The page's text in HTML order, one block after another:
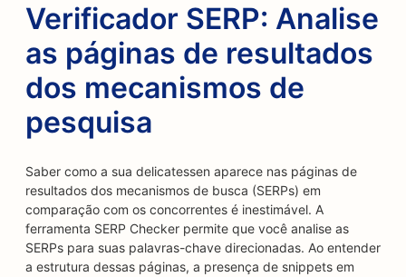
Verificador SERP: Analise
as páginas de resultados
dos mecanismos de
pesquisa
Saber como a sua delicatessen aparece nas páginas de
resultados dos mecanismos de busca (SERPs) em
comparação com os concorrentes é inestimável. A
ferramenta SERP Checker permite que você analise as
SERPs para suas palavras-chave direcionadas. Ao entender
a estrutura dessas páginas, a presença de snippets em